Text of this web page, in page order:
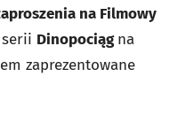
na Filmowy
Dinopociągna
zaprezentowane